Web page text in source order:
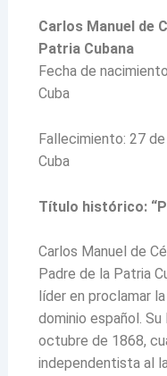
Carlos Manuel de
Patria Cubana
Fecha de
Cuba
Fallecimiento: 27
Cuba
Título histórico:
Carlos Manuel de
Padre de la Patria
líder en proclamar
dominio español.
octubre de 1868,
independentista al